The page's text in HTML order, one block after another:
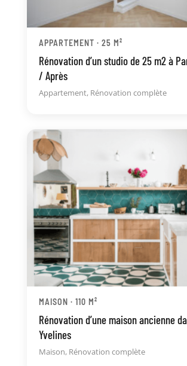
APPARTEMENT · 25 M²
Rénovation d’un studio de 25 m2 à
/ Après
Appartement, Rénovation complète
MAISON · 110 M²
Rénovation d’une maison ancienne
Yvelines
Maison, Rénovation complète